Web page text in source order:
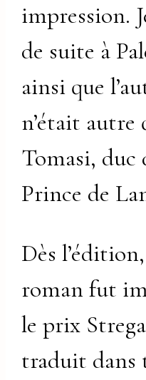
impression.
de suite à
ainsi que
n’était autre
Tomasi, duc
Prince de
Dès
roman fut
le prix
traduit dans